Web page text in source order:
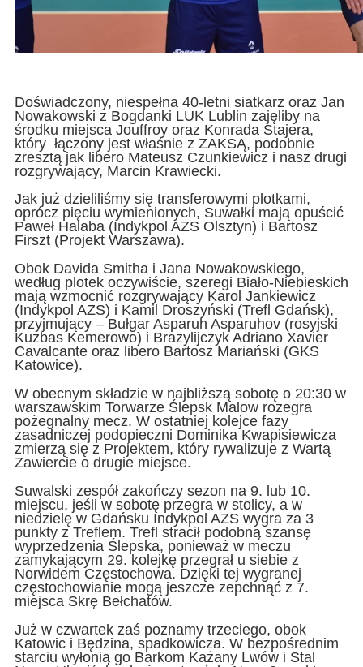
Doświadczony, niespełna 40-letni siatkarz oraz Jan
Nowakowski z Bogdanki LUK Lublin zajęliby na
środku miejsca Jouffroy oraz Konrada Stajera,
który łączony jest właśnie z ZAKSĄ, podobnie
zresztą jak libero Mateusz Czunkiewicz i nasz drugi
rozgrywający, Marcin Krawiecki.
Jak już dzieliliśmy się transferowymi plotkami,
oprócz pięciu wymienionych, Suwałki mają opuścić
Paweł Halaba (Indykpol AZS Olsztyn) i Bartosz
Firszt (Projekt Warszawa).
Obok Davida Smitha i Jana Nowakowskiego,
według plotek oczywiście, szeregi Biało-Niebieskich
mają wzmocnić rozgrywający Karol Jankiewicz
(Indykpol AZS) i Kamil Droszyński (Trefl Gdańsk),
przyjmujący – Bułgar Asparuh Asparuhov (rosyjski
Kuzbas Kemerowo) i Brazylijczyk Adriano Xavier
Cavalcante oraz libero Bartosz Mariański (GKS
Katowice).
W obecnym składzie w najbliższą sobotę o 20:30 w
warszawskim Torwarze Ślepsk Malow rozegra
pożegnalny mecz. W ostatniej kolejce fazy
zasadniczej podopieczni Dominika Kwapisiewicza
zmierzą się z Projektem, który rywalizuje z Wartą
Zawiercie o drugie miejsce.
Suwalski zespół zakończy sezon na 9. lub 10.
miejscu, jeśli w sobotę przegra w stolicy, a w
niedzielę w Gdańsku Indykpol AZS wygra za 3
punkty z Treflem. Trefl stracił podobną szansę
wyprzedzenia Ślepska, ponieważ w meczu
zamykającym 29. kolejkę przegrał u siebie z
Norwidem Częstochowa. Dzięki tej wygranej
częstochowianie mogą jeszcze zepchnąć z 7.
miejsca Skrę Bełchatów.
Już w czwartek zaś poznamy trzeciego, obok
Katowic i Będzina, spadkowicza. W bezpośrednim
starciu wyłonią go Barkom Każany Lwów i Stal